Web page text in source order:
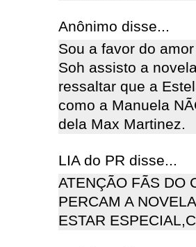
Anônimo disse...
Sou a favor do
Soh assisto a
ressaltar que a
como a Manuela
dela Max Martinez.
LIA do PR disse...
ATENÇÃO FÃS DO
PERCAM A
ESTAR